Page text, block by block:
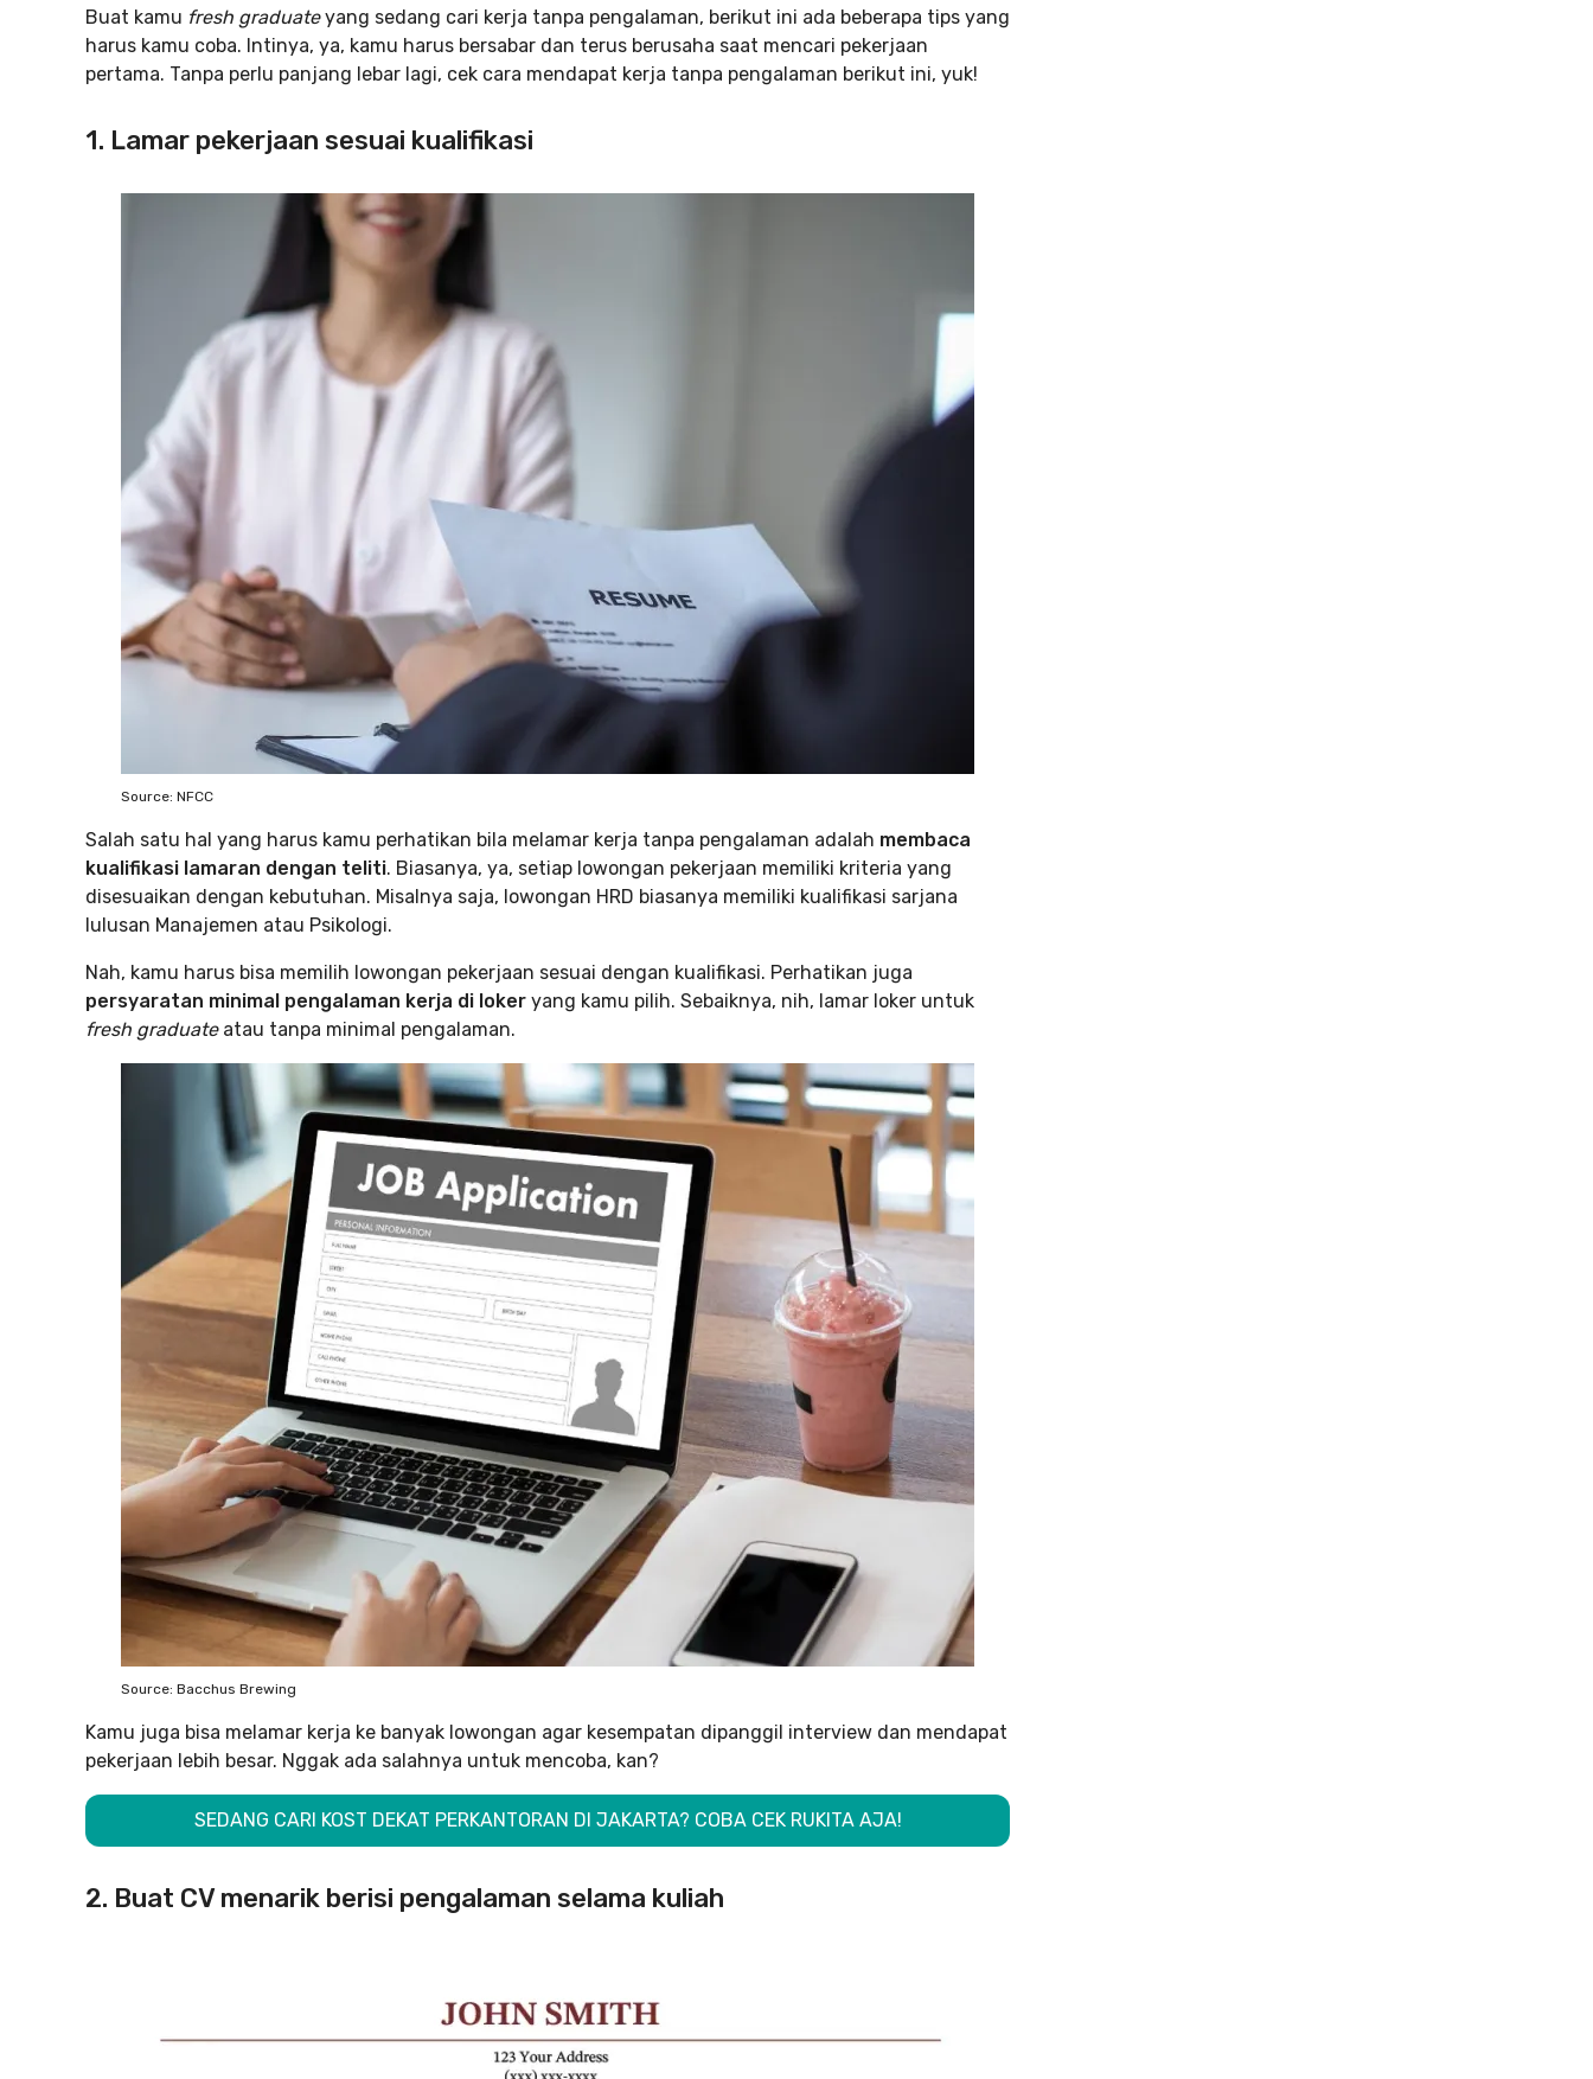
Buat kamu fresh graduateyang sedang cari kerja tanpa pengalaman, berikut ini ada beberapa tips yang
harus kamu coba. Intinya, ya, kamu harus bersabar dan terus berusaha saat mencari pekerjaan
pertama. Tanpa perlu panjang lebar lagi, cek cara mendapat kerja tanpa pengalaman berikut ini, yuk!
1. Lamar pekerjaan sesuai kualifikasi
Source: NFCC
Salah satu hal yang harus kamu perhatikan bila melamar kerja tanpa pengalaman adalah membaca
kualifikasi lamaran dengan teliti. Biasanya, ya, setiap lowongan pekerjaan memiliki kriteria yang
disesuaikan dengan kebutuhan. Misalnya saja, lowongan HRD biasanya memiliki kualifikasi sarjana
lulusan Manajemen atau Psikologi.
Nah, kamu harus bisa memilih lowongan pekerjaan sesuai dengan kualifikasi. Perhatikan juga
persyaratan minimal pengalaman kerja di loker yang kamu pilih. Sebaiknya, nih, lamar loker untuk
fresh graduate atau tanpa minimal pengalaman.
Source: Bacchus Brewing
Kamu juga bisa melamar kerja ke banyak lowongan agar kesempatan dipanggil interview dan mendapat
pekerjaan lebih besar. Nggak ada salahnya untuk mencoba, kan?
SEDANG CARI KOST DEKAT PERKANTORAN DI JAKARTA? COBA CEK RUKITA AJA!
2. Buat CV menarik berisi pengalaman selama kuliah